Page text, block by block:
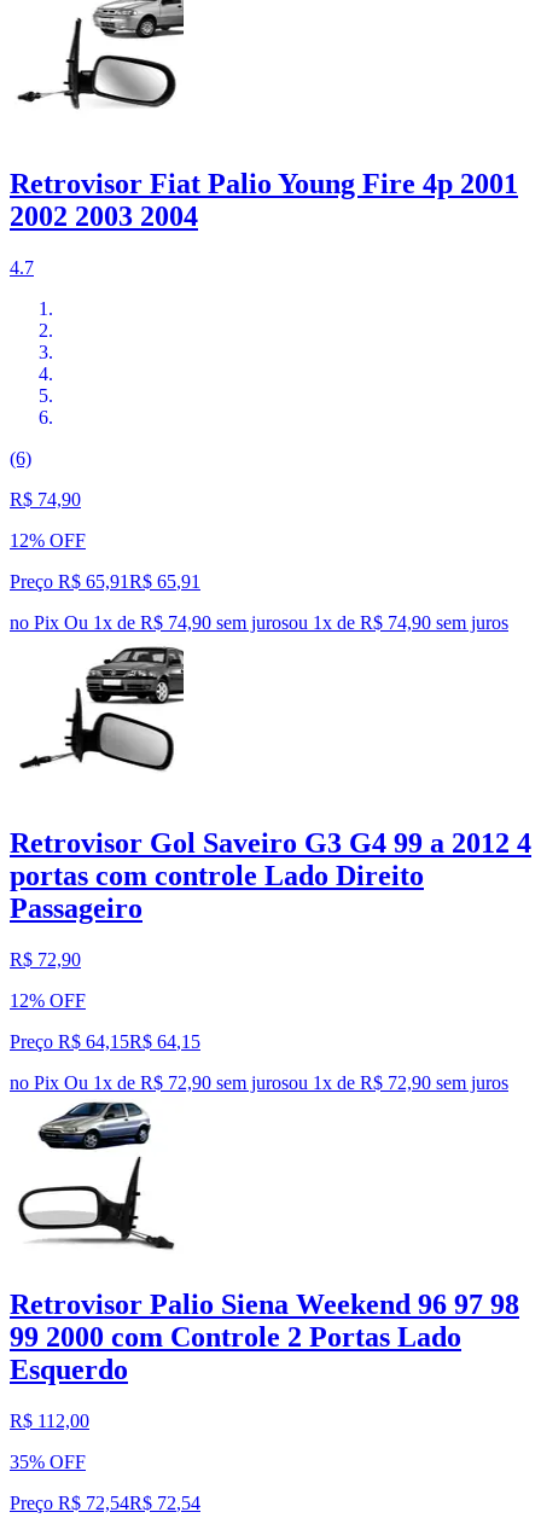
Retrovisor Fiat Palio Young Fire 4p 2001
2002 2003 2004
4.7
(6)
R$ 74,90
12% OFF
Preço R$ 65,91R$ 65,91
no Pix Ou 1x de R$ 74,90 sem jurosou 1x de R$ 74,90 sem juros
Retrovisor Gol Saveiro G3 G4 99 a 2012 4
portas com controle Lado Direito
Passageiro
R$ 72,90
12% OFF
Preço R$ 64,15R$ 64,15
no Pix Ou 1x de R$ 72,90 sem jurosou 1x de R$ 72,90 sem juros
Retrovisor Palio Siena Weekend 96 97 98
99 2000 com Controle 2 Portas Lado
Esquerdo
R$ 112,00
35% OFF
Preço R$ 72,54R$ 72,54